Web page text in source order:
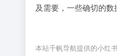
及需要，一些确切的
本站千帆导航提供的小红